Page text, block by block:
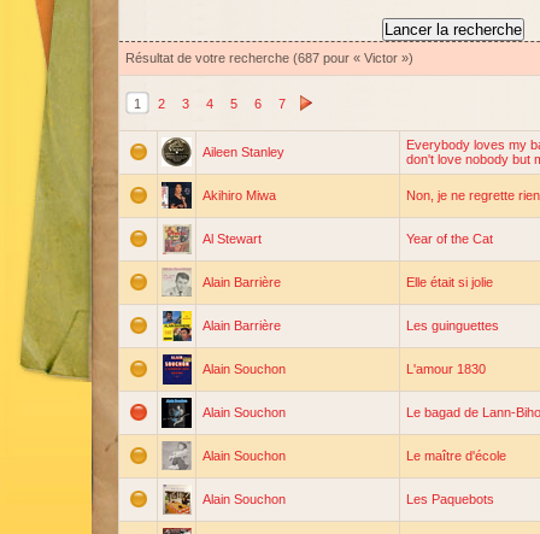
Résultat de votre recherche (687 pour « Victor »)
1 2 3 4 5 6 7
Aileen Stanley
Everybody loves my
don't love nobody but
Akihiro Miwa Non, je ne regrette rien
Al Stewart Year of the Cat
Alain Barrière Elle était si jolie
Alain Barrière Les guinguettes
Alain Souchon L'amour 1830
Alain Souchon Le bagad de Lann-
Alain Souchon Le maître d'école
Alain Souchon Les Paquebots